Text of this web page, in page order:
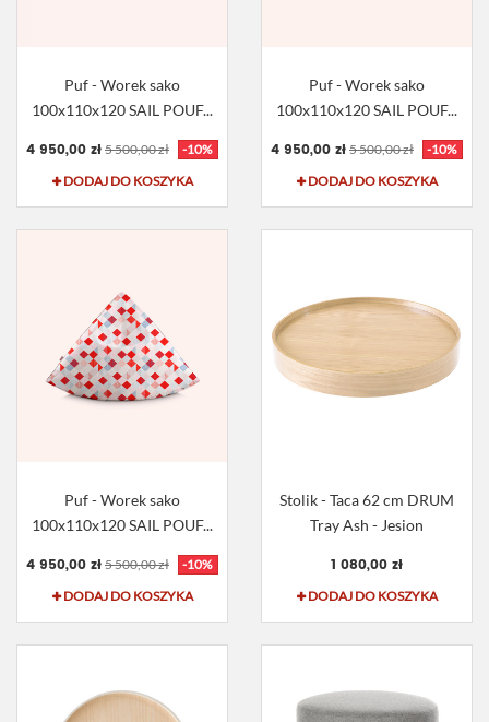
Puf - Worek sako
100x110x120 SAIL POUF...
4 950,00 zł 5 500,00 zł
-10%
DODAJ DO KOSZYKA
Puf - Worek sako
100x110x120 SAIL POUF...
4 950,00 zł 5 500,00 zł
-10%
DODAJ DO KOSZYKA
Puf - Worek sako
100x110x120 SAIL POUF...
4 950,00 zł 5 500,00 zł
-10%
DODAJ DO KOSZYKA
Stolik - Taca 62 cm DRUM
Tray Ash - Jesion
1 080,00 zł
DODAJ DO KOSZYKA